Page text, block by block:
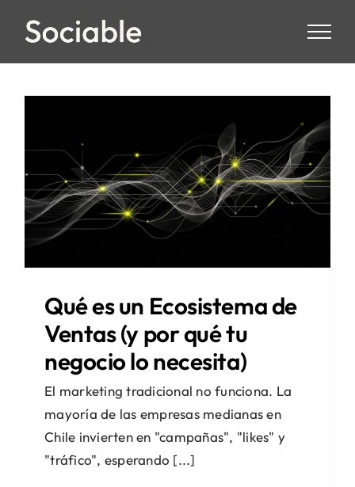
Qué es un Ecosistema de
Ventas (y por qué tu
negocio lo necesita)
El marketing tradicional no funciona. La
mayoría de las empresas medianas en
Chile invierten en "campañas", "likes" y
"tráfico", esperando [...]